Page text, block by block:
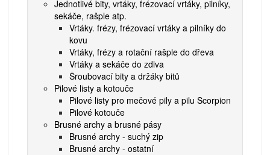
Jednotlivé bity, vrtáky, frézovací vrtáky, pilníky,
sekáče, rašple atp.
Vrtáky. frézy, frézovací vrtáky a pilníky do
kovu
Vrtáky, frézy a rotační rašple do dřeva
Vrtáky a sekáče do zdiva
Šroubovací bity a držáky bitů
Pilové listy a kotouče
Pilové listy pro mečové pily a pilu Scorpion
Pilové kotouče
Brusné archy a brusné pásy
Brusné archy - suchý zip
Brusné archy - ostatní